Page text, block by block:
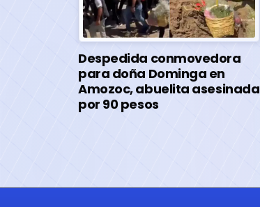
Despedida conmovedora
para doña Dominga en
Amozoc, abuelita asesinada
por 90 pesos